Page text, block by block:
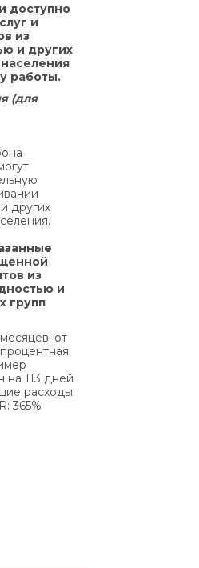
кредита по
4/6 месяцев»:
7.5. Договора:
выполнения Заемщиком
по уплате процентов
и/или Комиссии за
условия Договора
комиссии за выдачу
за выдачу в Кредит
средств (если
соглашения к
уплату комиссии за
денежных
суммы Кредита в
Договором сроки, на
части 2 статьи 625
Украины Кредитодатель
а Заемщик обязан
сумму задолженности
семьсот) процентов
суммы
годовых, указанные в
просроченные
Кредитом и/или
Комиссии за выдачу
условия Договора
комиссии за выдачу
доступно
и
из
и других
работы.
(для
других
из
и
групп
от
на 113 дней
расходы
365%